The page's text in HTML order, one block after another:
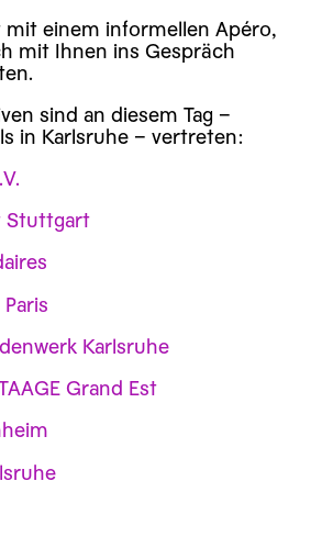
mit einem informellen Apéro,
mit Ihnen ins Gespräch
sind an diesem Tag –
in Karlsruhe – vertreten:
Stuttgart
Karlsruhe
Grand Est